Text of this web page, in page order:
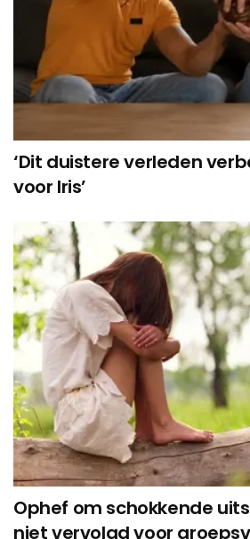
‘Dit duistere verleden
voor Iris’
Ophef om schokkende
niet vervolgd voor